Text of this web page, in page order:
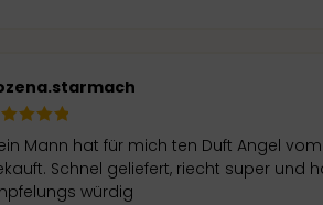
Mann hat für mich ten Duft Angel
Schnel geliefert, riecht super und
würdig